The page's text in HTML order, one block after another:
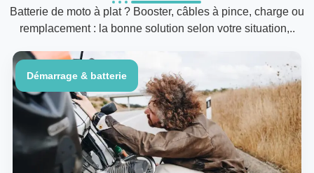
Batterie de moto à plat ? Booster, câbles à pince, charge ou
remplacement : la bonne solution selon votre situation,..
Démarrage & batterie